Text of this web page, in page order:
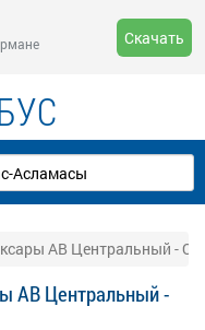
Скачать
АВ Центральный -
АВ Центральный -